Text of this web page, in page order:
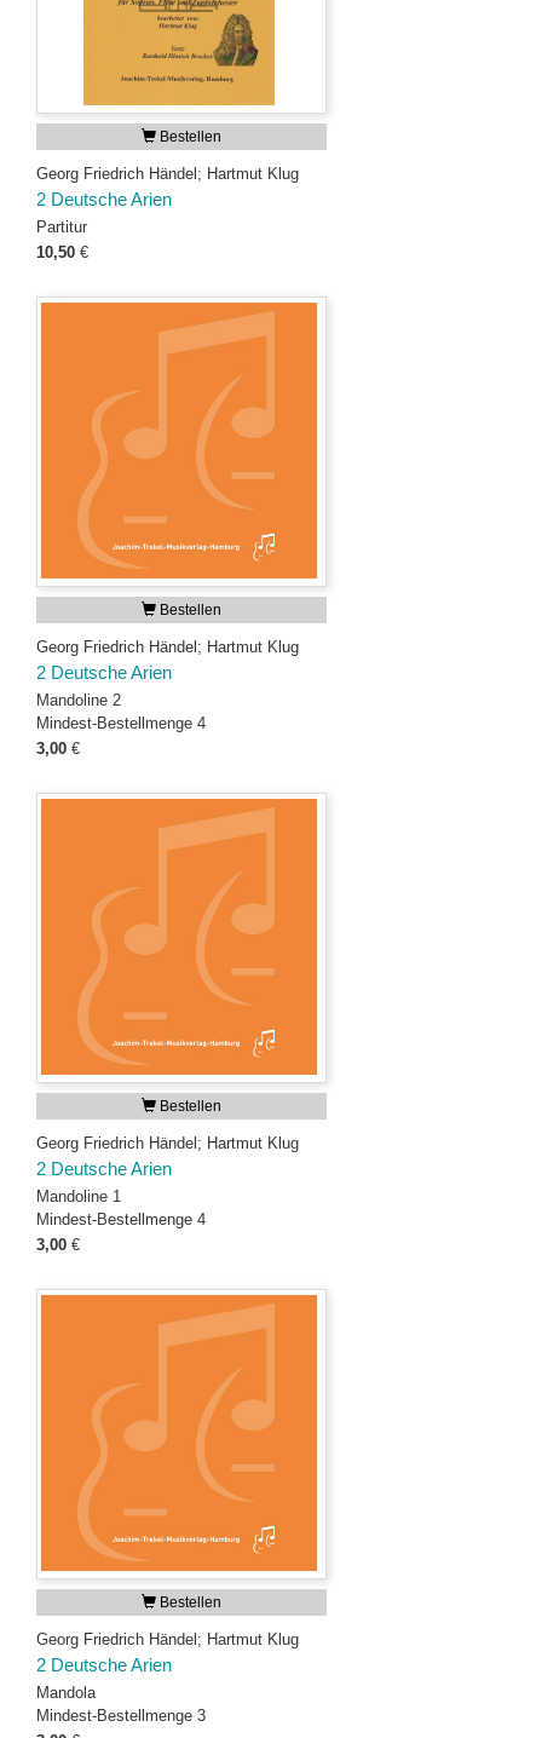
Bestellen
Georg Friedrich Händel; Hartmut Klug
2 Deutsche Arien
Partitur
10,50 €
Bestellen
Georg Friedrich Händel; Hartmut Klug
2 Deutsche Arien
Mandoline 2
Mindest-Bestellmenge 4
3,00 €
Bestellen
Georg Friedrich Händel; Hartmut Klug
2 Deutsche Arien
Mandoline 1
Mindest-Bestellmenge 4
3,00 €
Bestellen
Georg Friedrich Händel; Hartmut Klug
2 Deutsche Arien
Mandola
Mindest-Bestellmenge 3